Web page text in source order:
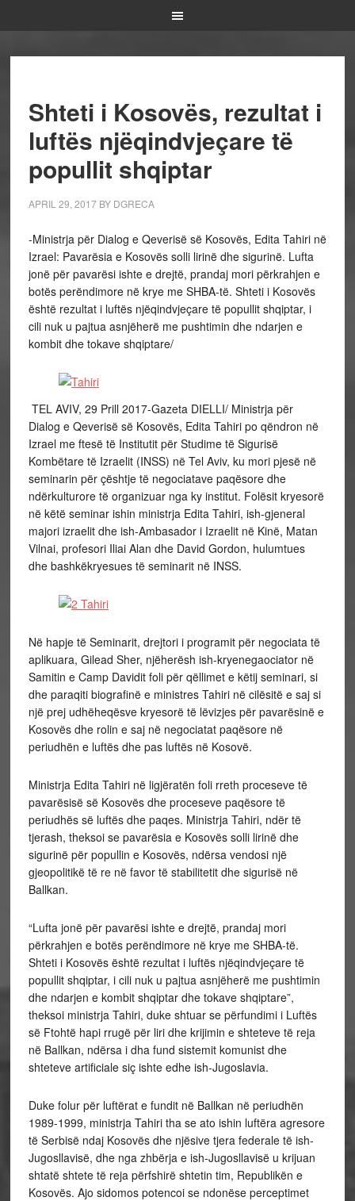
Shteti i Kosovës, rezultat i
luftës njëqindvjeçare të
popullit shqiptar
APRIL 29, 2017BY DGRECA
-Ministrja për Dialog e Qeverisë së Kosovës, Edita Tahiri në
Izrael: Pavarësia e Kosovës solli lirinë dhe sigurinë. Lufta
jonë për pavarësi ishte e drejtë, prandaj mori përkrahjen e
botës perëndimore në krye me SHBA-të. Shteti i Kosovës
është rezultat i luftës njëqindvjeçare të popullit shqiptar, i
cili nuk u pajtua asnjëherë me pushtimin dhe ndarjen e
kombit dhe tokave shqiptare/
TEL AVIV, 29 Prill 2017-Gazeta DIELLI/ Ministrja për
Dialog e Qeverisë së Kosovës, Edita Tahiri po qëndron në
Izrael me ftesë të Institutit për Studime të Sigurisë
Kombëtare të Izraelit (INSS) në Tel Aviv, ku mori pjesë në
seminarin për çështje të negociatave paqësore dhe
ndërkulturore të organizuar nga ky institut. Folësit kryesorë
në këtë seminar ishin ministrja Edita Tahiri, ish-gjeneral
majori izraelit dhe ish-Ambasador i Izraelit në Kinë, Matan
Vilnai, profesori Iliai Alan dhe David Gordon, hulumtues
dhe bashkëkryesues të seminarit në INSS.
Në hapje të Seminarit, drejtori i programit për negociata të
aplikuara, Gilead Sher, njëherësh ish-kryenegaociator në
Samitin e Camp Davidit foli për qëllimet e këtij seminari, si
dhe paraqiti biografinë e ministres Tahiri në cilësitë e saj si
një prej udhëheqësve kryesorë të lëvizjes për pavarësinë e
Kosovës dhe rolin e saj në negociatat paqësore në
periudhën e luftës dhe pas luftës në Kosovë.
Ministrja Edita Tahiri në ligjëratën foli rreth proceseve të
pavarësisë së Kosovës dhe proceseve paqësore të
periudhës së luftës dhe paqes. Ministrja Tahiri, ndër të
tjerash, theksoi se pavarësia e Kosovës solli lirinë dhe
sigurinë për popullin e Kosovës, ndërsa vendosi një
gjeopolitikë të re në favor të stabilitetit dhe sigurisë në
Ballkan.
“Lufta jonë për pavarësi ishte e drejtë, prandaj mori
përkrahjen e botës perëndimore në krye me SHBA-të.
Shteti i Kosovës është rezultat i luftës njëqindvjeçare të
popullit shqiptar, i cili nuk u pajtua asnjëherë me pushtimin
dhe ndarjen e kombit shqiptar dhe tokave shqiptare”,
theksoi ministrja Tahiri, duke shtuar se përfundimi i Luftës
së Ftohtë hapi rrugë për liri dhe krijimin e shteteve të reja
në Ballkan, ndërsa i dha fund sistemit komunist dhe
shteteve artificiale siç ishte edhe ish-Jugoslavia.
Duke folur për luftërat e fundit në Ballkan në periudhën
1989-1999, ministrja Tahiri tha se ato ishin luftëra agresore
të Serbisë ndaj Kosovës dhe njësive tjera federale të ish-
Jugosllavisë, dhe nga zhbërja e ish-Jugosllavisë u krijuan
shtatë shtete të reja përfshirë shtetin tim, Republikën e
Kosovës. Ajo sidomos potencoi se ndonëse perceptimet